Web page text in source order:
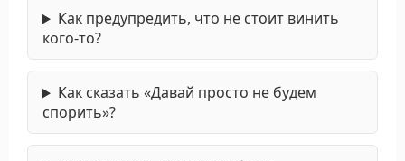
Как предупредить, что не стоит винить
кого-то?
Как сказать «Давай просто не будем
спорить»?